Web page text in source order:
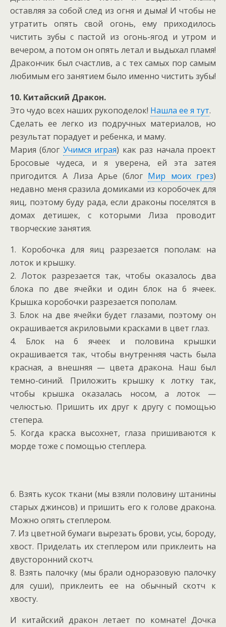
оставляя за собой след из огня и дыма! И чтобы не
утратить опять свой огонь, ему приходилось
чистить зубы с пастой из огонь-ягод и утром и
вечером, а потом он опять летал и выдыхал пламя!
Дракончик был счастлив, а с тех самых пор самым
любимым его занятием было именно чистить зубы!
10. Китайский Дракон.
Это чудо всех наших рукоподелок! Нашла ее я тут.
Сделать ее легко из подручных материалов, но
результат порадует и ребенка, и маму.
Мария (блог Учимся играя) как раз начала проект
Бросовые чудеса, и я уверена, ей эта затея
пригодится. А Лиза Арье (блог Мир моих грез)
недавно меня сразила домиками из коробочек для
яиц, поэтому буду рада, если драконы поселятся в
домах детишек, с которыми Лиза проводит
творческие занятия.
1. Коробочка для яиц разрезается пополам: на
лоток и крышку.
2. Лоток разрезается так, чтобы оказалось два
блока по две ячейки и один блок на 6 ячеек.
Крышка коробочки разрезается пополам.
3. Блок на две ячейки будет глазами, поэтому он
окрашивается акриловыми красками в цвет глаз.
4. Блок на 6 ячеек и половина крышки
окрашивается так, чтобы внутренняя часть была
красная, а внешняя — цвета дракона. Наш был
темно-синий. Приложить крышку к лотку так,
чтобы крышка оказалась носом, а лоток —
челюстью. Пришить их друг к другу с помощью
степера.
5. Когда краска высохнет, глаза пришиваются к
морде тоже с помощью степлера.
6. Взять кусок ткани (мы взяли половину штанины
старых джинсов) и пришить его к голове дракона.
Можно опять степлером.
7. Из цветной бумаги вырезать брови, усы, бороду,
хвост. Приделать их степлером или приклеить на
двусторонний скотч.
8. Взять палочку (мы брали одноразовую палочку
для суши), приклеить ее на обычный скотч к
хвосту.
И китайский дракон летает по комнате! Дочка